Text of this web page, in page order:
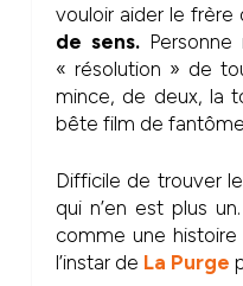
vouloir aider le
de sens.
« résolution » de
mince, de deux, la
bête film de
Difficile de trouver
qui n’en est plus
comme une
l’instar de La Purge